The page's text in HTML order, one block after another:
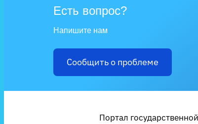
Есть вопрос?
Напишите нам
Сообщить о проблеме
Портал